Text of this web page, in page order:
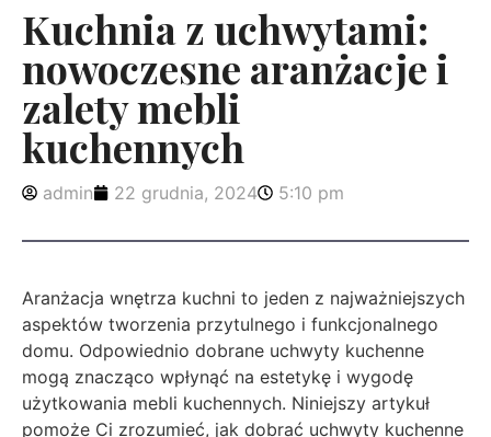
Kuchnia z uchwytami:
nowoczesne aranżacje i
zalety mebli
kuchennych
admin 22 grudnia, 2024 5:10 pm
Aranżacja wnętrza kuchni to jeden z najważniejszych
aspektów tworzenia przytulnego i funkcjonalnego
domu. Odpowiednio dobrane uchwyty kuchenne
mogą znacząco wpłynąć na estetykę i wygodę
użytkowania mebli kuchennych. Niniejszy artykuł
pomoże Ci zrozumieć, jak dobrać uchwyty kuchenne